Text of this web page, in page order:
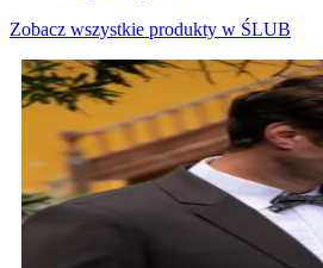
Zobacz wszystkie produkty w ŚLUB